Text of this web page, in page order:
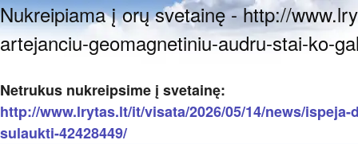
Nukreipiama į orų svetainę - http://
artejanciu-geomagnetiniu-audru-stai-ko-
Netrukus nukreipsime į svetainę:
http://www.lrytas.lt/it/visata/2026/05/14/news/
sulaukti-42428449/